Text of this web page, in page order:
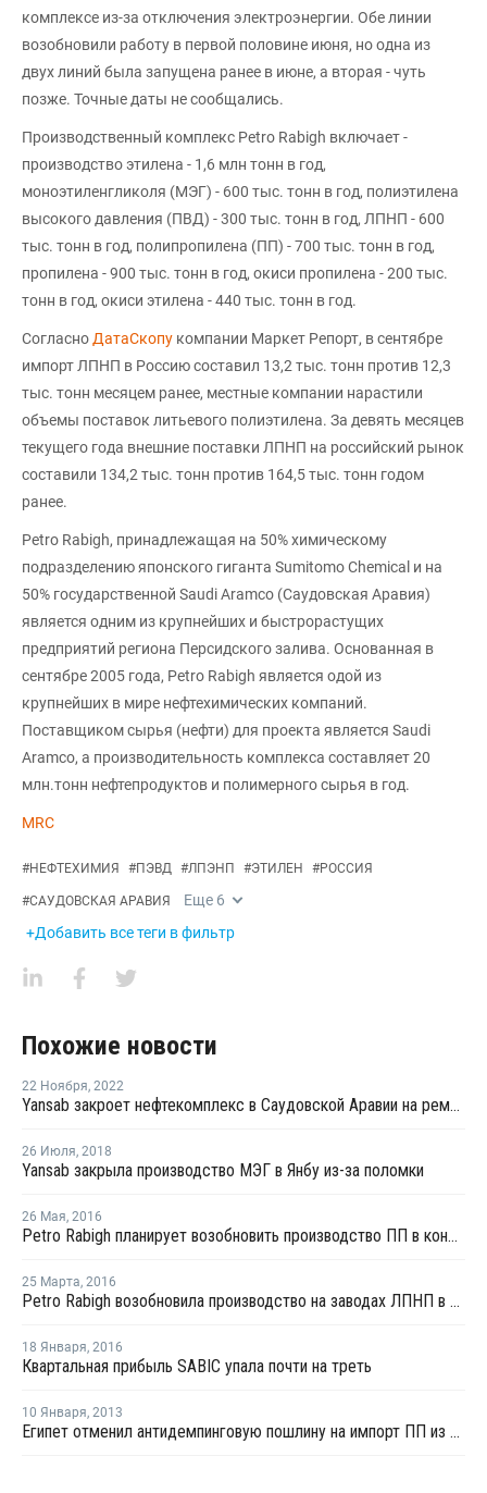
комплексе из-за отключения электроэнергии. Обе линии
возобновили работу в первой половине июня, но одна из
двух линий была запущена ранее в июне, а вторая - чуть
позже. Точные даты не сообщались.
Производственный комплекс Petro Rabigh включает -
производство этилена - 1,6 млн тонн в год,
моноэтиленгликоля (МЭГ) - 600 тыс. тонн в год, полиэтилена
высокого давления (ПВД) - 300 тыс. тонн в год, ЛПНП - 600
тыс. тонн в год, полипропилена (ПП) - 700 тыс. тонн в год,
пропилена - 900 тыс. тонн в год, окиси пропилена - 200 тыс.
тонн в год, окиси этилена - 440 тыс. тонн в год.
Согласно ДатаСкопу компании Маркет Репорт, в сентябре
импорт ЛПНП в Россию составил 13,2 тыс. тонн против 12,3
тыс. тонн месяцем ранее, местные компании нарастили
объемы поставок литьевого полиэтилена. За девять месяцев
текущего года внешние поставки ЛПНП на российский рынок
составили 134,2 тыс. тонн против 164,5 тыс. тонн годом
ранее.
Petro Rabigh, принадлежащая на 50% химическому
подразделению японского гиганта Sumitomo Chemical и на
50% государственной Saudi Aramco (Саудовская Аравия)
является одним из крупнейших и быстрорастущих
предприятий региона Персидского залива. Основанная в
сентябре 2005 года, Petro Rabigh является одой из
крупнейших в мире нефтехимических компаний.
Поставщиком сырья (нефти) для проекта является Saudi
Aramco, а производительность комплекса составляет 20
млн.тонн нефтепродуктов и полимерного сырья в год.
MRC
#НЕФТЕХИМИЯ #ПЭВД #ЛПЭНП #ЭТИЛЕН #РОССИЯ
#САУДОВСКАЯ АРАВИЯ Еще 6
+Добавить все теги в фильтр
Похожие новости
22 Ноября, 2022
Yansab закроет нефтекомплекс в Саудовской Аравии на ремонт из-за низкого мирового спроса
26 Июля, 2018
Yansab закрыла производство МЭГ в Янбу из-за поломки
26 Мая, 2016
Petro Rabigh планирует возобновить производство ПП в конце мая
25 Марта, 2016
Petro Rabigh возобновила производство на заводах ЛПНП в Саудовской Аравии
18 Января, 2016
Квартальная прибыль SABIC упала почти на треть
10 Января, 2013
Египет отменил антидемпинговую пошлину на импорт ПП из Саудовской Аравии